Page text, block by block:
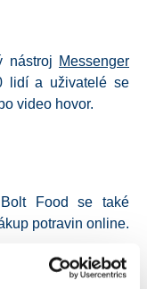
nástroj Messenger
lidí a uživatelé se
video hovor.
Food se také
potravin online.